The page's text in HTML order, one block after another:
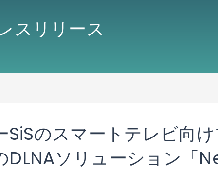
スリリース
のスマートテレビ向
DLNAソリューション「